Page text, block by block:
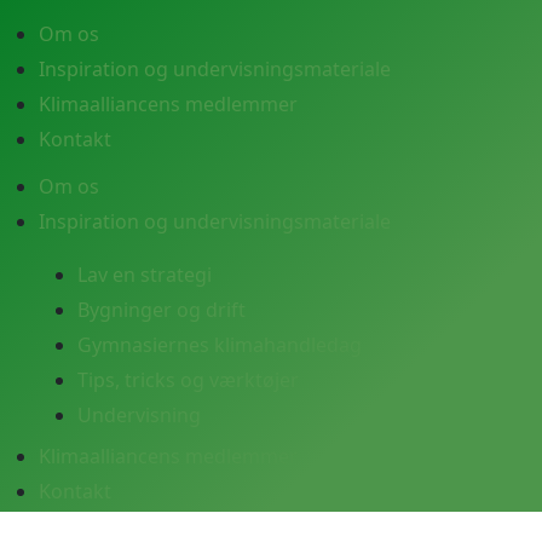
Om os
Inspiration og undervisningsmateriale
Klimaalliancens medlemmer
Kontakt
Om os
Inspiration og undervisningsmateriale
Lav en strategi
Bygninger og drift
Gymnasiernes klimahandledag
Tips, tricks og værktøjer
Undervisning
Klimaalliancens medlemmer